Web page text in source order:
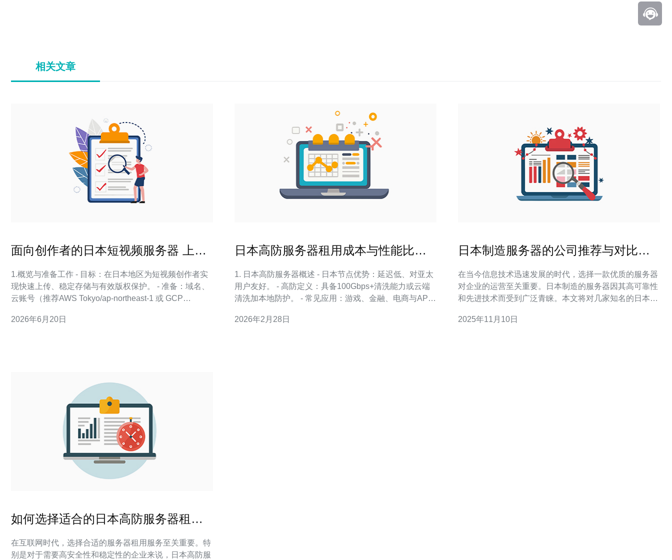
相关文章
面向创作者的日本短视频服务器 上传
1.概览与准备工作 - 目标：在日本地区为短视频创作者实
现快速上传、稳定存储与有效版权保护。 - 准备：域名、
云账号（推荐AWS Tokyo/ap-northeast-1 或 GCP
（Redis/Beanstalk）、转码服务器或托管服务。 2.选择
2026年6月20日
日本高防服务器租用成本与性能比全
1. 日本高防服务器概述 - 日本节点优势：延迟低、对亚太
用户友好。 - 高防定义：具备100Gbps+清洗能力或云端
清洗加本地防护。 - 常见应用：游戏、金融、电商与API
- 计费模型：按月付费、带宽计费与按峰值计费三类。 2.
2026年2月28日
日本制造服务器的公司推荐与对比分
在当今信息技术迅速发展的时代，选择一款优质的服务器
对企业的运营至关重要。日本制造的服务器因其高可靠性
和先进技术而受到广泛青睐。本文将对几家知名的日本服
择。 日本制造服务器的公司有哪些？ 在日本，有多家知
2025年11月10日
如何选择适合的日本高防服务器租用
在互联网时代，选择合适的服务器租用服务至关重要。特
别是对于需要高安全性和稳定性的企业来说，日本高防服